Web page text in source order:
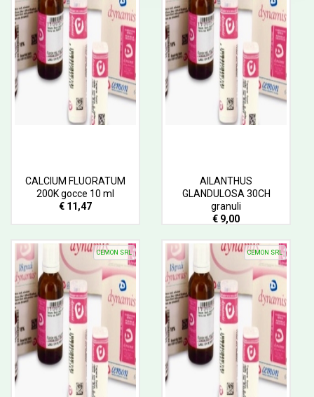
CALCIUM FLUORATUM
200K gocce 10 ml
€ 11,47
AILANTHUS
GLANDULOSA 30CH
granuli
€ 9,00
CEMON SRL CEMON SRL